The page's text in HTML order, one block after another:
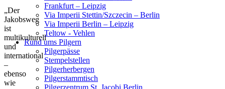
Frankfurt – Leipzig
Via Imperii Stettin/Szczecin – Berlin
Via Imperii Berlin – Leipzig
Teltow - Vehlen
Rund ums Pilgern
Pilgerpässe
Stempelstellen
Pilgerherbergen
Pilgerstammtisch
Pilgerzentrum St. Jacobi Berlin
„Der
Jakobsweg
ist
multikulturell
und
international
–
ebenso
wie